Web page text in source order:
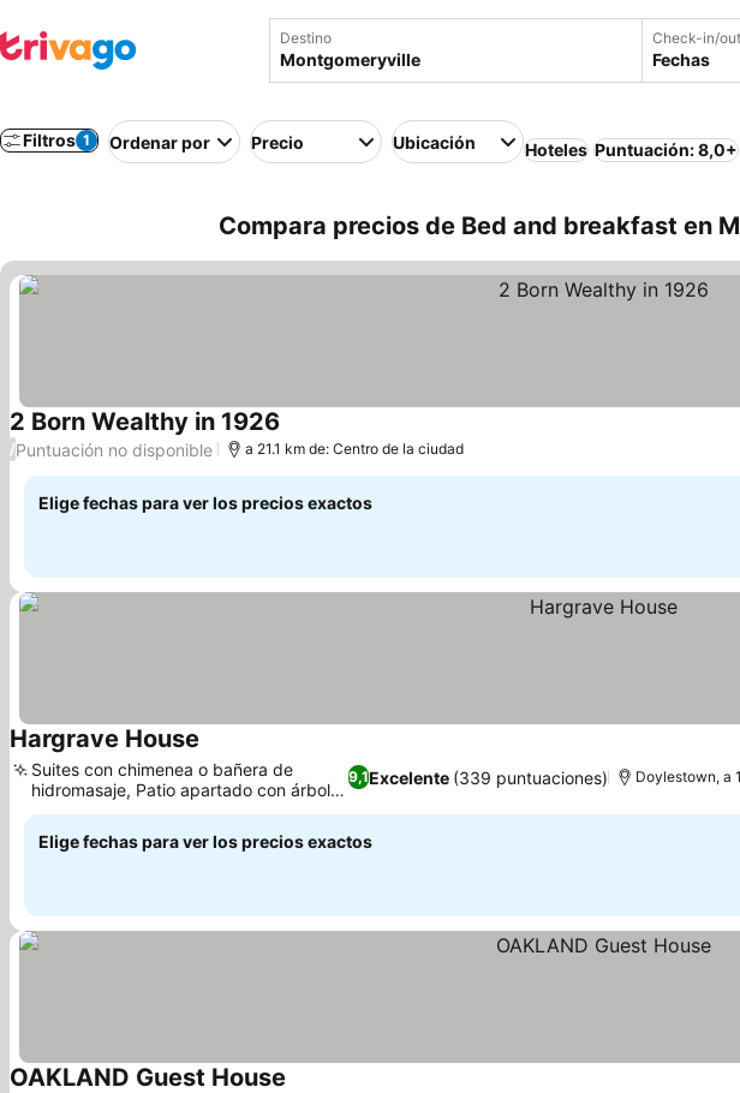
Destino Check-in/out
Fechas
Filtros 1 Ordenar por Precio Ubicación Hoteles Puntuación: 8,0+
Compara precios de Bed and breakfast en
2 Born Wealthy in 1926
/Puntuación no disponible a 21.1 km de: Centro de la ciudad
Elige fechas para ver los precios exactos
Hargrave House
9,1Excelente (339 puntuaciones)
Suites con chimenea o bañera de
hidromasaje, Patio apartado con árboles
centenarios
Doylestown, a
Elige fechas para ver los precios exactos
OAKLAND Guest House